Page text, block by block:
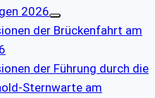
2026
der Brückenfahrt am
der Führung durch die
Sternwarte am